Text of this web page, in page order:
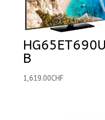
HG65ET690U
B
1,619.00CHF